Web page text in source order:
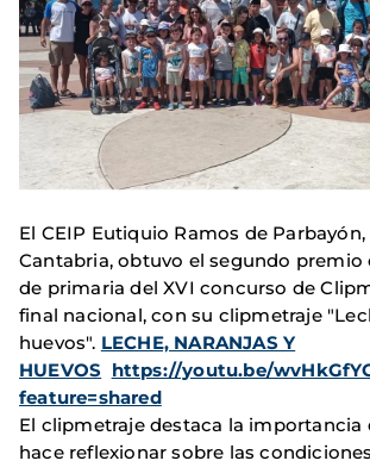
El CEIP Eutiquio Ramos de Parbayón,
Cantabria, obtuvo el segundo premio
de primaria del XVI concurso de
final nacional, con su clipmetraje
huevos". LECHE, NARANJAS Y
HUEVOS https://youtu.be/
feature=shared
El clipmetraje destaca la
hace reflexionar sobre las